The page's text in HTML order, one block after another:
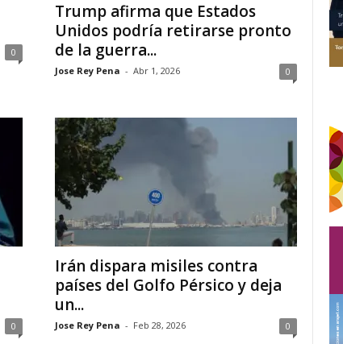
0
Trump afirma que Estados
Unidos podría retirarse pronto
de la guerra...
Jose Rey Pena - Abr 1, 2026 0
0
Irán dispara misiles contra
países del Golfo Pérsico y deja
un...
Jose Rey Pena - Feb 28, 2026 0